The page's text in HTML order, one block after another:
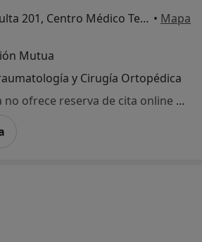
Vilana, 12 (Consulta 201, Centro Médico Teknon), Barcelona • Mapa
Mutua
y Cirugía Ortopédica
Este especialista no ofrece reserva de cita online en esta dirección.